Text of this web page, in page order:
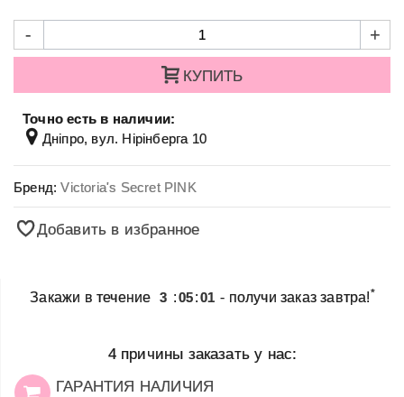
- +
КУПИТЬ
Точно есть в наличии:
Дніпро, вул. Нірінберга 10
Бренд:Victoria's Secret PINK
Добавить в избранное
Закажи в течение 3 :05:01 - получи заказ завтра!*
4 причины заказать у нас:
ГАРАНТИЯ НАЛИЧИЯ